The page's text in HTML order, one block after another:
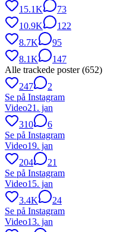
15.1K
73
10.9K
122
8.7K
95
8.1K
147
Alle trackede poster (652)
247
2
Se på Instagram
Video21. jan
310
6
Se på Instagram
Video19. jan
204
21
Se på Instagram
Video15. jan
3.4K
24
Se på Instagram
Video13. jan